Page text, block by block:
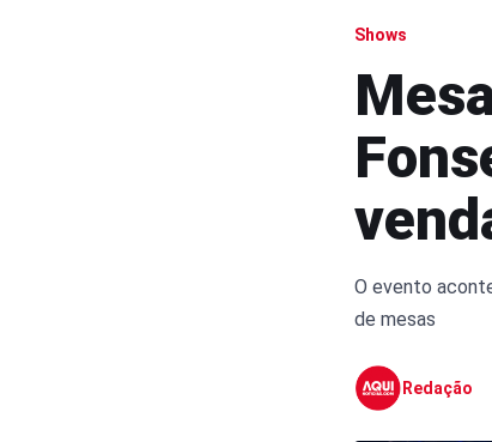
Shows
O evento
de mesas
Redação